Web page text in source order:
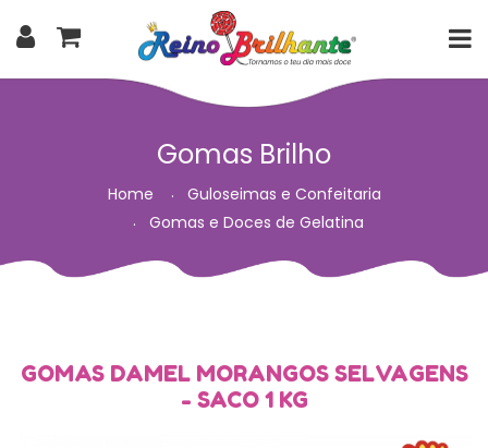
Gomas Brilho
Home
Guloseimas e Confeitaria
Gomas e Doces de Gelatina
GOMAS DAMEL MORANGOS SELVAGENS
- SACO 1 KG